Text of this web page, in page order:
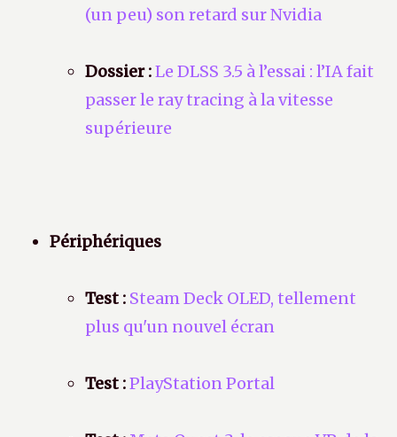
(un peu) son retard sur Nvidia
Dossier :Le DLSS 3.5 à l’essai : l’IA fait
passer le ray tracing à la vitesse
supérieure
Périphériques
Test : Steam Deck OLED, tellement
plus qu'un nouvel écran
Test :PlayStation Portal